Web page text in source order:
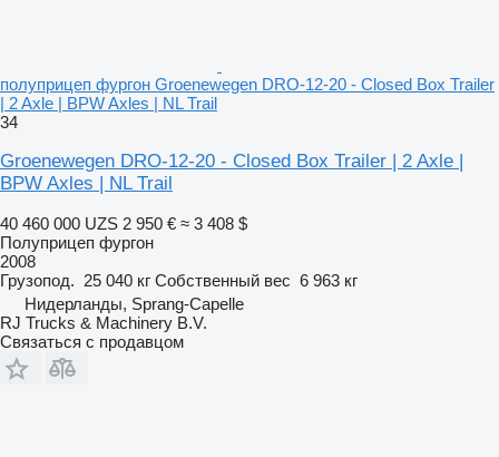
полуприцеп фургон Groenewegen DRO-12-20 - Closed Box Trailer
| 2 Axle | BPW Axles | NL Trail
34
Groenewegen DRO-12-20 - Closed Box Trailer | 2 Axle |
BPW Axles | NL Trail
40 460 000 UZS 2 950 € ≈ 3 408 $
Полуприцеп фургон
2008
Грузопод. 25 040 кг Собственный вес 6 963 кг
Нидерланды, Sprang-Capelle
RJ Trucks & Machinery B.V.
Связаться с продавцом